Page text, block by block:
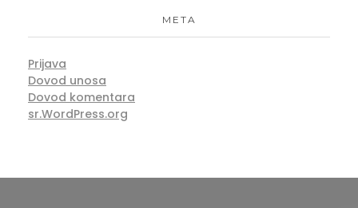
META
Prijava
Dovod unosa
Dovod komentara
sr.WordPress.org